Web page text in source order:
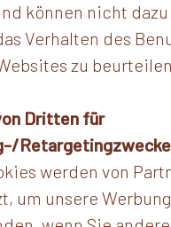
können nicht
Verhalten des
zu
Dritten für
Retargetingzwecke
werden von
um unsere Werbung